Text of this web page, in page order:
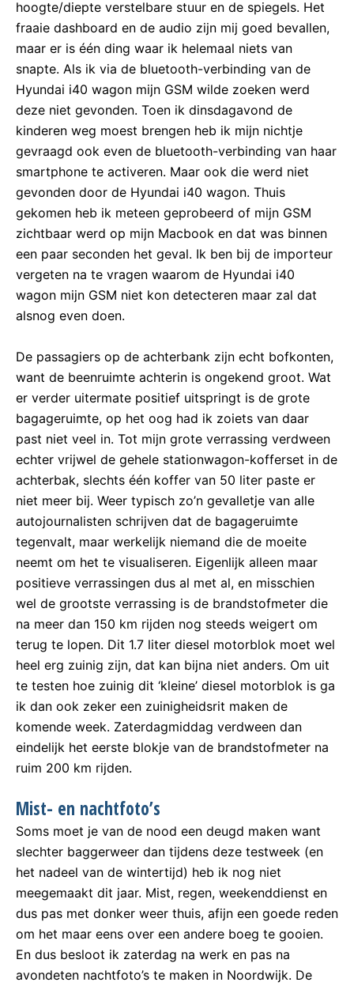
hoogte/diepte verstelbare stuur en de spiegels. Het
fraaie dashboard en de audio zijn mij goed bevallen,
maar er is één ding waar ik helemaal niets van
snapte. Als ik via de bluetooth-verbinding van de
Hyundai i40 wagon mijn GSM wilde zoeken werd
deze niet gevonden. Toen ik dinsdagavond de
kinderen weg moest brengen heb ik mijn nichtje
gevraagd ook even de bluetooth-verbinding van haar
smartphone te activeren. Maar ook die werd niet
gevonden door de Hyundai i40 wagon. Thuis
gekomen heb ik meteen geprobeerd of mijn GSM
zichtbaar werd op mijn Macbook en dat was binnen
een paar seconden het geval. Ik ben bij de importeur
vergeten na te vragen waarom de Hyundai i40
wagon mijn GSM niet kon detecteren maar zal dat
alsnog even doen.
De passagiers op de achterbank zijn echt bofkonten,
want de beenruimte achterin is ongekend groot. Wat
er verder uitermate positief uitspringt is de grote
bagageruimte, op het oog had ik zoiets van daar
past niet veel in. Tot mijn grote verrassing verdween
echter vrijwel de gehele stationwagon-kofferset in de
achterbak, slechts één koffer van 50 liter paste er
niet meer bij. Weer typisch zo’n gevalletje van alle
autojournalisten schrijven dat de bagageruimte
tegenvalt, maar werkelijk niemand die de moeite
neemt om het te visualiseren. Eigenlijk alleen maar
positieve verrassingen dus al met al, en misschien
wel de grootste verrassing is de brandstofmeter die
na meer dan 150 km rijden nog steeds weigert om
terug te lopen. Dit 1.7 liter diesel motorblok moet wel
heel erg zuinig zijn, dat kan bijna niet anders. Om uit
te testen hoe zuinig dit ‘kleine’ diesel motorblok is ga
ik dan ook zeker een zuinigheidsrit maken de
komende week. Zaterdagmiddag verdween dan
eindelijk het eerste blokje van de brandstofmeter na
ruim 200 km rijden.
Mist- en nachtfoto’s
Soms moet je van de nood een deugd maken want
slechter baggerweer dan tijdens deze testweek (en
het nadeel van de wintertijd) heb ik nog niet
meegemaakt dit jaar. Mist, regen, weekenddienst en
dus pas met donker weer thuis, afijn een goede reden
om het maar eens over een andere boeg te gooien.
En dus besloot ik zaterdag na werk en pas na
avondeten nachtfoto’s te maken in Noordwijk. De